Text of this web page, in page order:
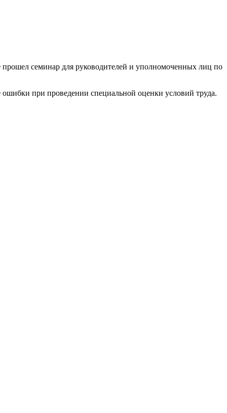
семинар для руководителей и уполномоченных лиц по
при проведении специальной оценки условий труда.